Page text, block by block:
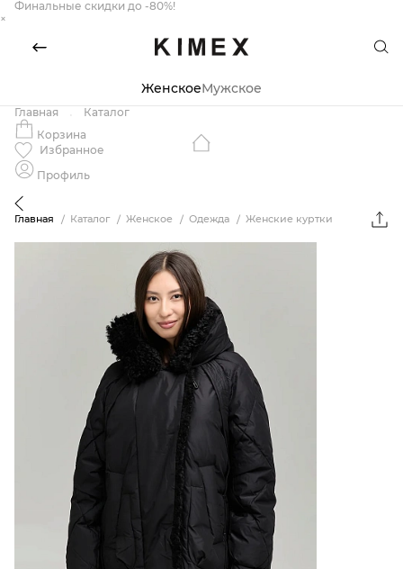
Финальные скидки до -80%!
×
ЖенскоеМужское
Главная
Каталог
Корзина
Избранное
Профиль
Главная Каталог Женское Одежда Женские куртки